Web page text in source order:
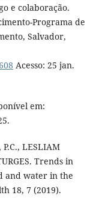
e colaboração.
Programa de
Salvador,
Acesso: 25 jan.
em:
P.C., LESLIAM
Trends in
and water in the
18, 7 (2019).